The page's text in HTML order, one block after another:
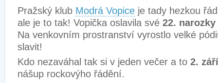
Pražský klub Modrá Vopice je tady hezkou
ale je to tak! Vopička oslavila své 22. narozky
Na venkovním prostranství vyrostlo velké
slavit!
Kdo nezaváhal tak si v jeden večer a to 2. září
nášup rockovýho řádění.